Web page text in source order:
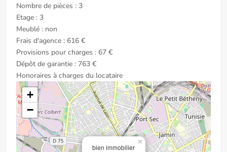
Nombre de pièces : 3
Etage : 3
Meublé : non
Frais d'agence : 616 €
Provisions pour charges : 67 €
Dépôt de garantie : 763 €
Honoraires à charges du locataire
bien immobilier
×
+
−